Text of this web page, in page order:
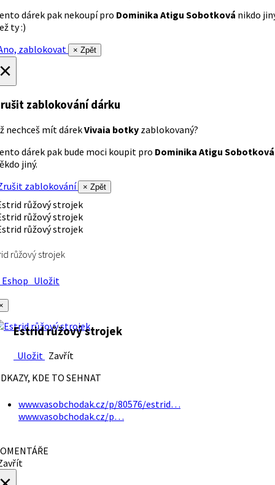
dárek pak nekoupí pro Dominika Atigu Sobotková nikdo
ty :)
zablokovat
× Zpět
zablokování dárku
nechceš mít dárekVivaia botky zablokovaný?
dárek pak bude moci koupit pro Dominika Atigu Sobotková
jiný.
zablokování
× Zpět
růžový strojek
Uložit
Estrid růžový strojek
Uložit Zavřít
KDE TO SEHNAT
www.vasobchodak.cz/p/80576/estrid…
www.vasobchodak.cz/p…